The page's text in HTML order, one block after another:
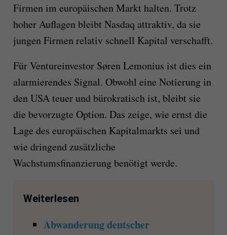
Firmen im europäischen Markt halten. Trotz
hoher Auflagen bleibt Nasdaq attraktiv, da sie
jungen Firmen relativ schnell Kapital verschafft.
Für Ventureinvestor Søren Lemonius ist dies ein
alarmierendes Signal. Obwohl eine Notierung in
den USA teuer und bürokratisch ist, bleibt sie
die bevorzugte Option. Das zeige, wie ernst die
Lage des europäischen Kapitalmarkts sei und
wie dringend zusätzliche
Wachstumsfinanzierung benötigt werde.
Weiterlesen
Abwanderung deutscher